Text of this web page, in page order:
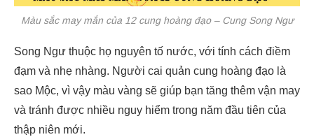
Màu sắc may mắn của 12 cung hoàng đạo – Cung Song Ngư
Song Ngư thuộc họ nguyên tố nước, với tính cách điềm
đạm và nhẹ nhàng. Người cai quản cung hoàng đạo là
sao Mộc, vì vậy màu vàng sẽ giúp bạn tăng thêm vận may
và tránh được nhiều nguy hiểm trong năm đầu tiên của
thập niên mới.